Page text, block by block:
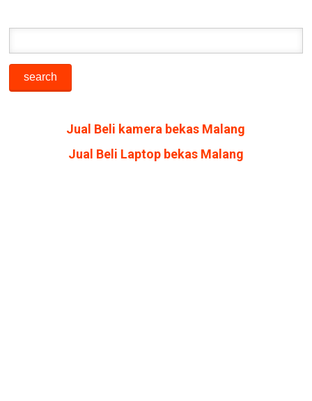
Jual Beli kamera bekas Malang
Jual Beli Laptop bekas Malang